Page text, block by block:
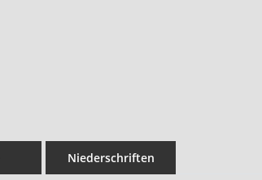
Niederschriften